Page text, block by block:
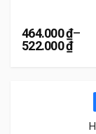
464.000₫–
522.000₫
Khoảng giá: